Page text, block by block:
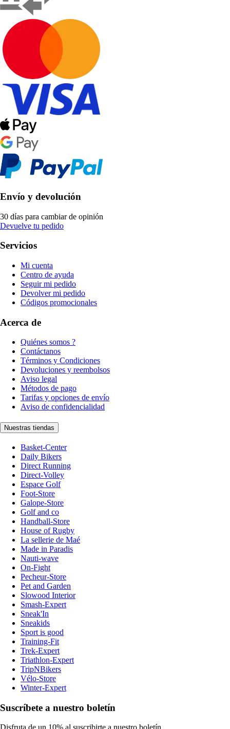
Envío y devolución
30 días para cambiar de opinión
Devuelve tu pedido
Servicios
Mi cuenta
Centro de ayuda
Seguir mi pedido
Devolver mi pedido
Códigos promocionales
Acerca de
Quiénes somos ?
Contáctanos
Términos y Condiciones
Devoluciones y reembolsos
Aviso legal
Métodos de pago
Tarifas y opciones de envío
Aviso de confidencialidad
Nuestras tiendas
Basket-Center
Daily Bikers
Direct Running
Direct-Volley
Espace Golf
Foot-Store
Galope-Store
Golf and co
Handball-Store
House of Rugby
La sellerie de Maé
Made in Paradis
Nauti-wave
On-Fight
Pecheur-Store
Pet and Garden
Slowood Interior
Smash-Expert
Sneak'In
Sneakids
Sport is good
Training-Fit
Trek-Expert
Triathlon-Expert
TripNBikers
Vélo-Store
Winter-Expert
Suscríbete a nuestro boletín